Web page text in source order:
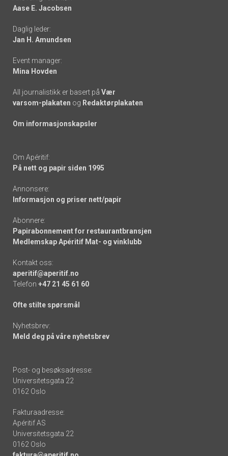
-
links
Aase E. Jacobsen
Daglig leder:
Jan H. Amundsen
Event manager:
Mina Hovden
All journalistikk er basert på Vær
varsom-plakaten og Redaktørplakaten
Om informasjonskapsler
Om Apéritif:
På nett og papir siden 1995
Annonsere:
Informasjon og priser nett/papir
Abonnere:
Papirabonnement for restaurantbransjen
Medlemskap Apéritif Mat- og vinklubb
Kontakt oss:
aperitif@aperitif.no
Telefon +47 21 45 61 60
Ofte stilte spørsmål
Nyhetsbrev:
Meld deg på våre nyhetsbrev
Post- og besøksadresse:
Universitetsgata 22
0162 Oslo
Fakturaadresse:
Apéritif AS
Universitetsgata 22
0162 Oslo